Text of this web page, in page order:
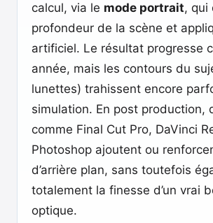
calcul, via le mode portrait, qui
profondeur de la scène et
artificiel. Le résultat progresse
année, mais les contours du
lunettes) trahissent encore
simulation. En post production,
comme Final Cut Pro, DaVinci
Photoshop ajoutent ou
d’arrière plan, sans toutefois
totalement la finesse d’un vrai
optique.